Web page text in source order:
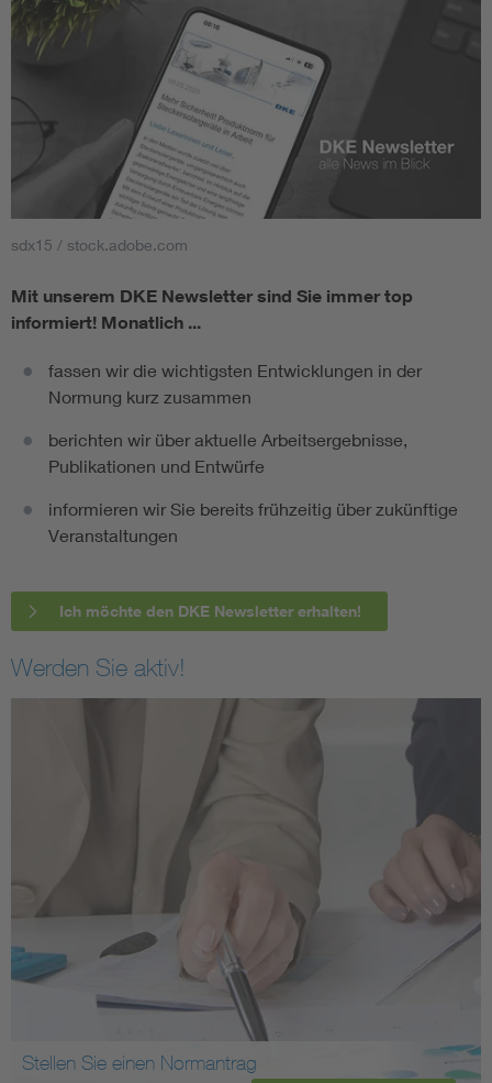
sdx15 / stock.adobe.com
Mit unserem DKE Newsletter sind Sie immer top
informiert! Monatlich ...
fassen wir die wichtigsten Entwicklungen in der
Normung kurz zusammen
berichten wir über aktuelle Arbeitsergebnisse,
Publikationen und Entwürfe
informieren wir Sie bereits frühzeitig über zukünftige
Veranstaltungen
Ich möchte den DKE Newsletter erhalten!
Werden Sie aktiv!
Stellen Sie einen Normantrag